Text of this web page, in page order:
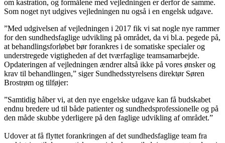
om kastration, og formålene med vejledningen er derfor de samme.
Som noget nyt udgives vejledningen nu også i en engelsk udgave.
”Med udgivelsen af vejledningen i 2017 fik vi sat nogle nye rammer
for den sundhedsfaglige udvikling på området, da vi bl.a. pegede på,
at behandlingsforløbet bør forankres i de somatiske specialer og
understregede vigtigheden af det tværfaglige teamsamarbejde.
Opdateringen af vejledningen ændrer altså ikke på vores ønsker og
krav til behandlingen,” siger Sundhedsstyrelsens direktør Søren
Brostrøm og tilføjer:
”Samtidig håber vi, at den nye engelske udgave kan få budskabet
endnu bredere ud til både patienter og sundhedsprofessionelle og på
den måde skubbe yderligere på den faglige udvikling af området.”
Udover at få flyttet forankringen af det sundhedsfaglige team fra